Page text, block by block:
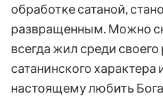
обработке сатаной,
развращенным. Можно
всегда жил среди
сатанинского характера
настоящему любить